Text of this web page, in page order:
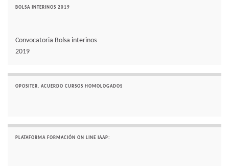
BOLSA INTERINOS 2019
Convocatoria Bolsa interinos
2019
OPOSITER. ACUERDO CURSOS HOMOLOGADOS
PLATAFORMA FORMACIÓN ON LINE IAAP: